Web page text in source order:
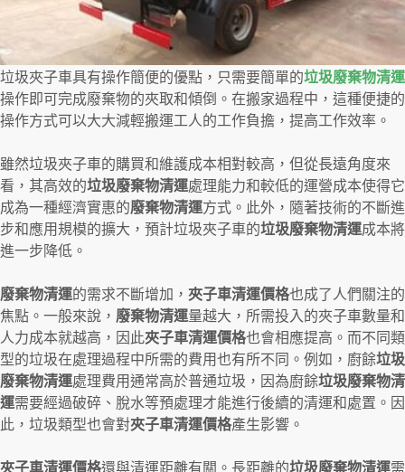
垃圾夾子車具有操作簡便的優點，只需要簡單的垃圾廢棄物清運
操作即可完成廢棄物的夾取和傾倒。在搬家過程中，這種便捷的
操作方式可以大大減輕搬運工人的工作負擔，提高工作效率。
雖然垃圾夾子車的購買和維護成本相對較高，但從長遠角度來
看，其高效的垃圾廢棄物清運處理能力和較低的運營成本使得它
成為一種經濟實惠的廢棄物清運方式。此外，隨著技術的不斷進
步和應用規模的擴大，預計垃圾夾子車的垃圾廢棄物清運成本將
進一步降低。
廢棄物清運的需求不斷增加， 夾子車清運價格也成了人們關注的
焦點。一般來說， 廢棄物清運量越大，所需投入的夾子車數量和
人力成本就越高，因此夾子車清運價格也會相應提高。而不同類
型的垃圾在處理過程中所需的費用也有所不同。例如，廚餘垃圾
廢棄物清運處理費用通常高於普通垃圾，因為廚餘垃圾廢棄物清
運需要經過破碎、脫水等預處理才能進行後續的清運和處置。因
此，垃圾類型也會對夾子車清運價格產生影響。
夾子車清運價格還與清運距離有關。長距離的垃圾廢棄物清運需